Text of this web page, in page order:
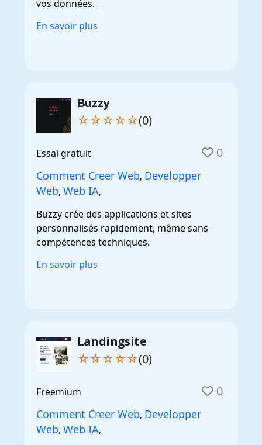
vos données.
En savoir plus
Buzzy
☆☆☆☆☆(0)
Essai gratuit 0
Comment Creer Web, Developper
Web, Web IA,
Buzzy crée des applications et sites
personnalisés rapidement, même sans
compétences techniques.
En savoir plus
Landingsite
☆☆☆☆☆(0)
Freemium 0
Comment Creer Web, Developper
Web, Web IA,